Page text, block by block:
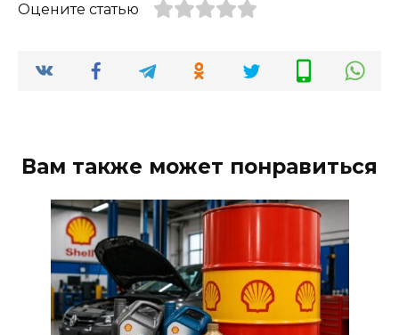
Оцените статью
Вам также может понравиться